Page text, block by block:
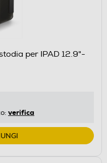
per IPAD 12.9"-
verifica